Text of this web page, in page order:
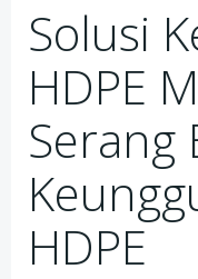
Solusi
HDPE
Serang
HDPE